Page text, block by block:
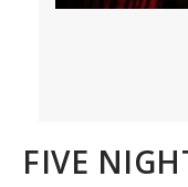
FIVE